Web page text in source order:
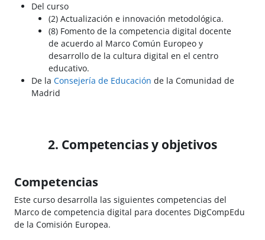
Del curso
(2) Actualización e innovación metodológica.
(8) Fomento de la competencia digital docente
de acuerdo al Marco Común Europeo y
desarrollo de la cultura digital en el centro
educativo.
De la Consejería de Educación de la Comunidad de
Madrid
2. Competencias y objetivos
Competencias
Este curso desarrolla las siguientes competencias del
Marco de competencia digital para docentes DigCompEdu
de la Comisión Europea.